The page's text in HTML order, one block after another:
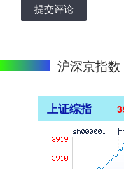
提交评论
沪深京指数
上证综指